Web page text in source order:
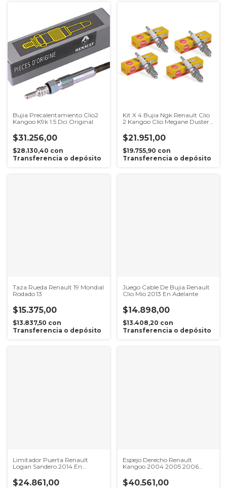
Bujia Precalentamiento Clio2
Kangoo K9k 1.5 Dci Original
$31.256,00
$28.130,40 con
Transferencia o depósito
Kit X 4 Bujia Ngk Renault Clio
2 Kangoo Clio Megane Duster
K4m 1.6 16v
$21.951,00
$19.755,90 con
Transferencia o depósito
Taza Rueda Renault 19 Mondial
Rodado 13
$15.375,00
$13.837,50 con
Transferencia o depósito
Juego Cable De Bujia Renault
Clio Mio 2013 En Adelante
$14.898,00
$13.408,20 con
Transferencia o depósito
Limitador Puerta Renault
Logan Sandero 2014 En
$24.861,00
Espejo Derecho Renault
Kangoo 2004 2005 2006
$40.561,00